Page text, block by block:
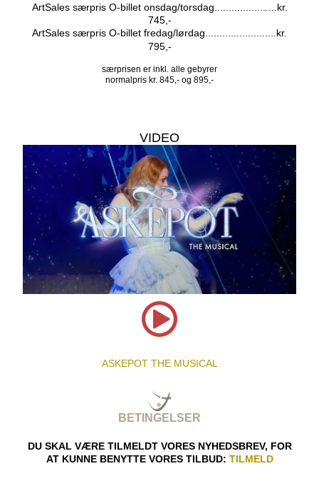
ArtSales særpris O-billet onsdag/torsdag......................kr.
745,-
ArtSales særpris O-billet fredag/lørdag.........................kr.
795,-
særprisen er inkl. alle gebyrer
normalpris kr. 845,- og 895,-
VIDEO
ASKEPOT THE MUSICAL
BETINGELSER
DU SKAL VÆRE TILMELDT VORES NYHEDSBREV, FOR
AT KUNNE BENYTTE VORES TILBUD: TILMELD